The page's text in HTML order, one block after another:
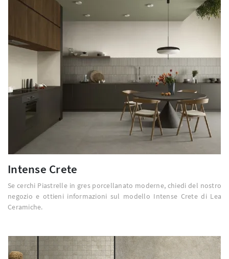
Intense Crete
Se cerchi Piastrelle in gres porcellanato moderne, chiedi del nostro
negozio e ottieni informazioni sul modello Intense Crete di Lea
Ceramiche.